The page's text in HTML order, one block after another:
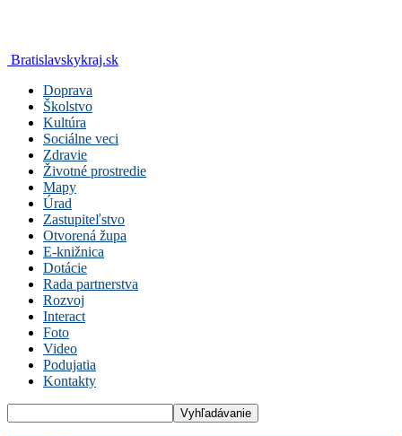
Bratislavskykraj.sk
Doprava
Školstvo
Kultúra
Sociálne veci
Zdravie
Životné prostredie
Mapy
Úrad
Zastupiteľstvo
Otvorená župa
E-knižnica
Dotácie
Rada partnerstva
Rozvoj
Interact
Foto
Video
Podujatia
Kontakty